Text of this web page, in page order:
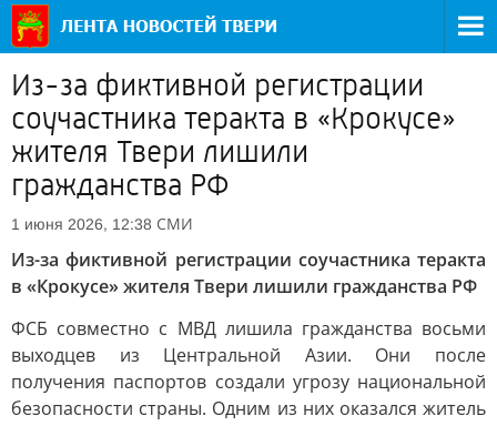
Из-за фиктивной регистрации
соучастника теракта в «Крокусе»
жителя Твери лишили
гражданства РФ
1 июня 2026, 12:38 СМИ
Из-за фиктивной регистрации соучастника теракта
в «Крокусе» жителя Твери лишили гражданства РФ
ФСБ совместно с МВД лишила гражданства восьми
выходцев из Центральной Азии. Они после
получения паспортов создали угрозу национальной
безопасности страны. Одним из них оказался житель